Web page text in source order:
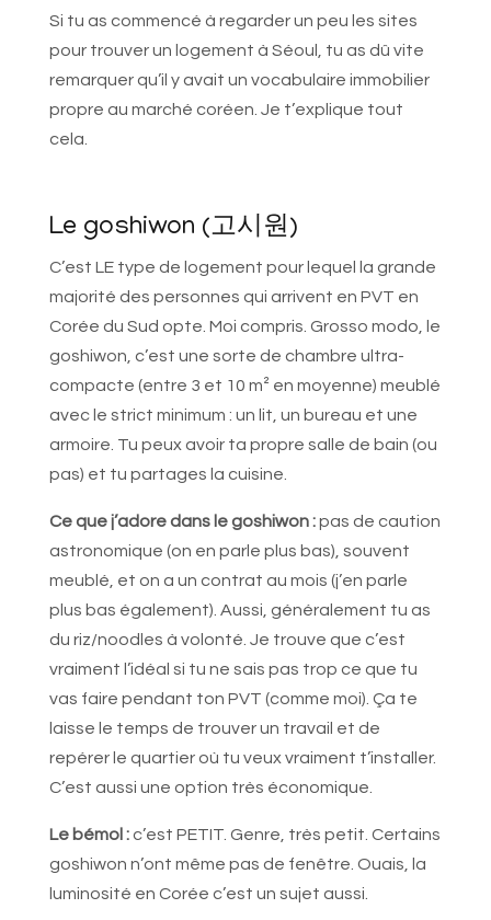
Si tu as commencé à regarder un peu les sites
pour trouver un logement à Séoul, tu as dû vite
remarquer qu’il y avait un vocabulaire immobilier
propre au marché coréen. Je t’explique tout
cela.
Le goshiwon (고시원)
C’est LE type de logement pour lequel la grande
majorité des personnes qui arrivent en PVT en
Corée du Sud opte. Moi compris. Grosso modo, le
goshiwon, c’est une sorte de chambre ultra-
compacte (entre 3 et 10 m² en moyenne) meublé
avec le strict minimum : un lit, un bureau et une
armoire. Tu peux avoir ta propre salle de bain (ou
pas) et tu partages la cuisine.
Ce que j’adore dans le goshiwon :pas de caution
astronomique (on en parle plus bas), souvent
meublé, et on a un contrat au mois (j’en parle
plus bas également). Aussi, généralement tu as
du riz/noodles à volonté. Je trouve que c’est
vraiment l’idéal si tu ne sais pas trop ce que tu
vas faire pendant ton PVT (comme moi). Ça te
laisse le temps de trouver un travail et de
repérer le quartier où tu veux vraiment t’installer.
C’est aussi une option très économique.
Le bémol :c’est PETIT. Genre, très petit. Certains
goshiwon n’ont même pas de fenêtre. Ouais, la
luminosité en Corée c’est un sujet aussi.